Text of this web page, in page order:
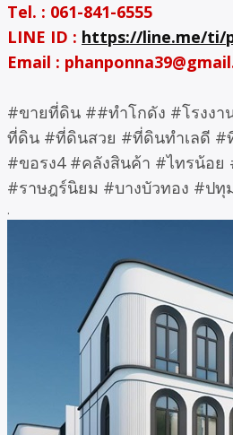
Tel. : 061-841-6555
LINE ID : https://line.me/ti/
Email :
#ขายที่ดิน ##ทําโกดัง #โรงงา
ที่ดิน #ที่ดินสวย #ที่ดินทำเลดี #
#ขอรง4 #คลังสินค้า #ไทรน้อ
#ราษฎร์นิยม #บางบัวทอง #ปทุ
.